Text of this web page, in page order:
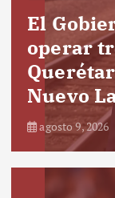
El
operar
Nuevo
agosto 9, 2026